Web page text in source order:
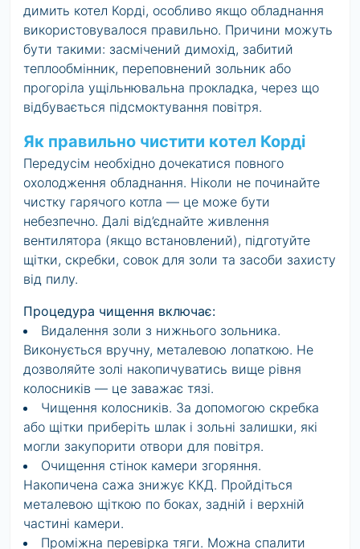
димить котел Корді, особливо якщо обладнання
використовувалося правильно. Причини можуть
бути такими: засмічений димохід, забитий
теплообмінник, переповнений зольник або
прогоріла ущільнювальна прокладка, через що
відбувається підсмоктування повітря.
Як правильно чистити котел Корді
Передусім необхідно дочекатися повного
охолодження обладнання. Ніколи не починайте
чистку гарячого котла — це може бути
небезпечно. Далі від’єднайте живлення
вентилятора (якщо встановлений), підготуйте
щітки, скребки, совок для золи та засоби захисту
від пилу.
Процедура чищення включає:
Видалення золи з нижнього зольника.
Виконується вручну, металевою лопаткою. Не
дозволяйте золі накопичуватись вище рівня
колосників — це заважає тязі.
Чищення колосників. За допомогою скребка
або щітки приберіть шлак і зольні залишки, які
могли закупорити отвори для повітря.
Очищення стінок камери згоряння.
Накопичена сажа знижує ККД. Пройдіться
металевою щіткою по боках, задній і верхній
частині камери.
Проміжна перевірка тяги. Можна спалити